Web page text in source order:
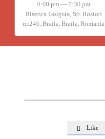
6:00 pm — 7:30 pm
Biserica Golgota, Str. Rosiori
nr.246, Braila, Braila, Romania
 Like